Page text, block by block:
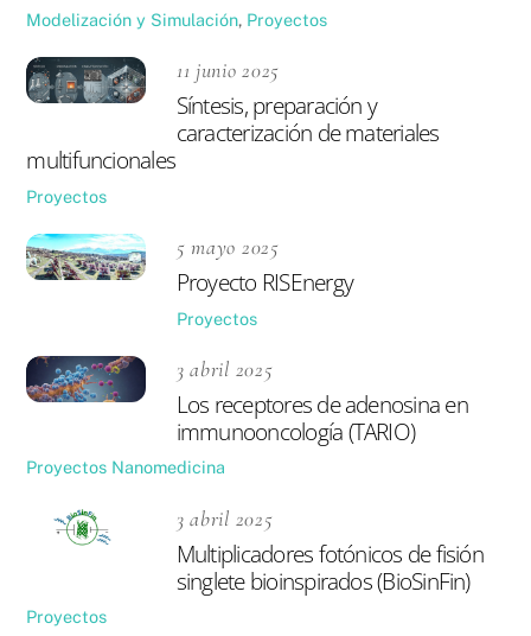
Modelización y Simulación, Proyectos
11 junio 2025
Síntesis, preparación y
caracterización de materiales
multifuncionales
Proyectos
5 mayo 2025
Proyecto RISEnergy
Proyectos
3 abril 2025
Los receptores de adenosina en
immunooncología (TARIO)
Proyectos Nanomedicina
3 abril 2025
Multiplicadores fotónicos de fisión
singlete bioinspirados (BioSinFin)
Proyectos